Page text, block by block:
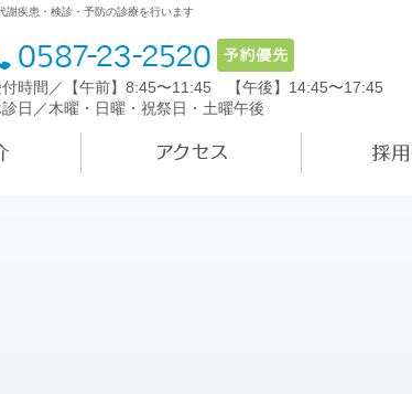
謝疾患・検診・予防の診療を行います
時間／【午前】8:45〜11:45
【午後】14:45〜17:45
日／木曜・日曜・祝祭日・土曜午後